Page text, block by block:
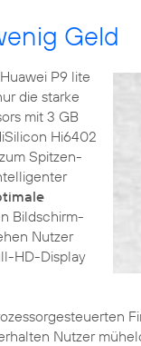
Geld
P9 lite
die starke
mit 3 GB
Hi6402
Spitzen-
Bildschirm-
Nutzer
HD-Display
Nutzer